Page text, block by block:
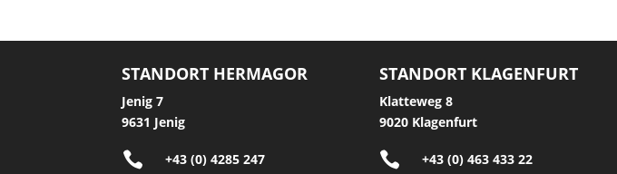
STANDORT HERMAGOR
Jenig 7
9631 Jenig
 +43 (0) 4285 247
STANDORT KLAGENFURT
Klatteweg 8
9020 Klagenfurt
 +43 (0) 463 433 22